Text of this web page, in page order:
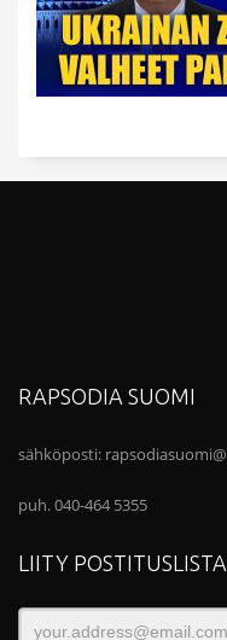
RAPSODIA SUOMI
sähköposti:
puh. 040-464 5355
LIITY